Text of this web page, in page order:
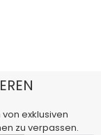
exklusiven
zu verpassen.